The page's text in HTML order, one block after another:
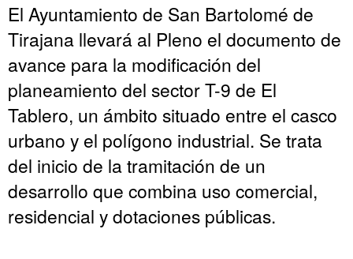
El Ayuntamiento de San Bartolomé de
Tirajana llevará al Pleno el documento de
avance para la modificación del
planeamiento del sector T-9 de El
Tablero, un ámbito situado entre el casco
urbano y el polígono industrial. Se trata
del inicio de la tramitación de un
desarrollo que combina uso comercial,
residencial y dotaciones públicas.